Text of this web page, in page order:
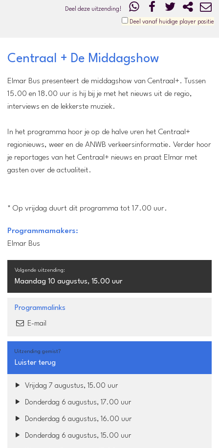
Deel deze uitzending!
Deel vanaf huidige player positie
Centraal + De Middagshow
Elmar Bus presenteert de middagshow van Centraal+. Tussen
15.00 en 18.00 uur is hij bij je met het nieuws uit de regio,
interviews en de lekkerste muziek.
In het programma hoor je op de halve uren het Centraal+
regionieuws, weer en de ANWB verkeersinformatie. Verder hoor
je reportages van het Centraal+ nieuws en praat Elmar met
gasten over de actualiteit.
* Op vrijdag duurt dit programma tot 17.00 uur.
Programmamakers:
Elmar Bus
Volgende uitzending:
Maandag 10 augustus, 15.00 uur
Programmalinks
E-mail
Uitzending gemist?
Luister terug
Vrijdag 7 augustus, 15.00 uur
Donderdag 6 augustus, 17.00 uur
Donderdag 6 augustus, 16.00 uur
Donderdag 6 augustus, 15.00 uur